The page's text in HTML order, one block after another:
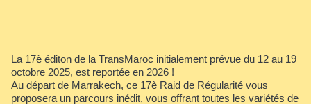
La 17è éditon de la TransMaroc initialement prévue du 12 au 19
octobre 2025, est reportée en 2026 !
Au départ de Marrakech, ce 17è Raid de Régularité vous
proposera un parcours inédit, vous offrant toutes les variétés de